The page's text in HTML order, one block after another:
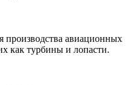
авиационных
как турбины и лопасти.